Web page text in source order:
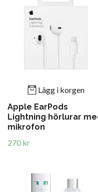
Lägg i korgen
Apple EarPods
Lightning hörlurar
mikrofon
270 kr